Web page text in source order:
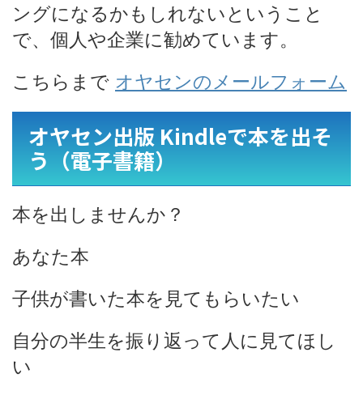
ングになるかもしれないということ
で、個人や企業に勧めています。
こちらまで オヤセンのメールフォーム
オヤセン出版 Kindleで本を出そ
う（電子書籍）
本を出しませんか？
あなた本
子供が書いた本を見てもらいたい
自分の半生を振り返って人に見てほし
い